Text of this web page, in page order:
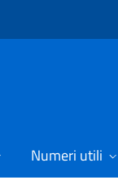
Numeri utili